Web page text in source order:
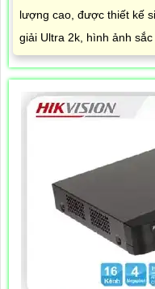
lượng cao, được thiết kế
giải Ultra 2k, hình ảnh